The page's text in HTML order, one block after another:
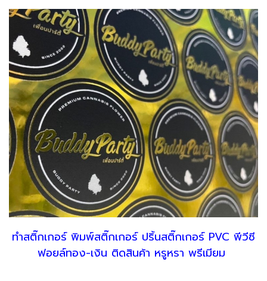
ทำสติ๊กเกอร์ พิมพ์สติ๊กเกอร์ ปริ้นสติ๊กเกอร์ PVC พีวีซี
ฟอยล์ทอง-เงิน ติดสินค้า หรูหรา พรีเมียม